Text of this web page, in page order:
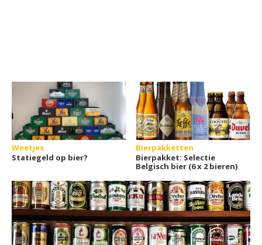
Weetjes
Statiegeld op bier?
Bierpakketten
Bierpakket: Selectie
Belgisch bier (6 x 2 bieren)